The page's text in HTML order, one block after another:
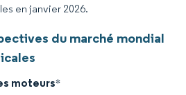
en janvier 2026.
du marché mondial
moteurs*